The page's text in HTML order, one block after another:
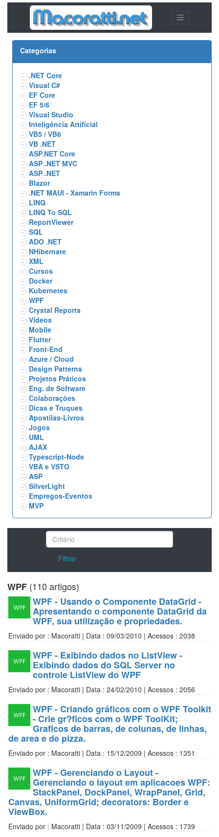
Categorias
.NET Core
Visual C#
EF Core
EF 5/6
Visual Studio
Inteligência Artificial
VB5 / VB6
VB .NET
ASP.NET Core
ASP .NET MVC
ASP .NET
Blazor
.NET MAUI - Xamarin Forms
LINQ
LINQ To SQL
ReportViewer
SQL
ADO .NET
NHibernate
XML
Cursos
Docker
Kubernetes
WPF
Crystal Reports
Vídeos
Mobile
Flutter
Front-End
Azure / Cloud
Design Patterns
Projetos Práticos
Eng. de Software
Colaborações
Dicas e Truques
Apostilas-Livros
Jogos
UML
AJAX
Typescript-Node
VBA e VSTO
ASP
SilverLight
Empregos-Eventos
MVP
Filtrar
WPF (110 artigos)
WPF - Usando o Componente DataGrid -
Apresentando o componente DataGrid da
WPF, sua utilização e propriedades.
Enviado por : Macoratti | Data : 09/03/2010 | Acessos : 2038
WPF - Exibindo dados no ListView -
Exibindo dados do SQL Server no
controle ListView do WPF
Enviado por : Macoratti | Data : 24/02/2010 | Acessos : 2056
WPF - Criando gráficos com o WPF Toolkit
- Crie gr?ficos com o WPF ToolKit;
Graficos de barras, de colunas, de linhas,
de area e de pizza.
Enviado por : Macoratti | Data : 15/12/2009 | Acessos : 1351
WPF - Gerenciando o Layout -
Gerenciando o layout em aplicacoes WPF:
StackPanel, DockPanel, WrapPanel, Grid,
Canvas, UniformGrid; decorators: Border e
ViewBox.
Enviado por : Macoratti | Data : 03/11/2009 | Acessos : 1739